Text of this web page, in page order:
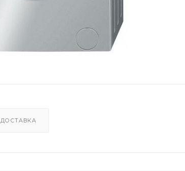
ДОСТАВКА